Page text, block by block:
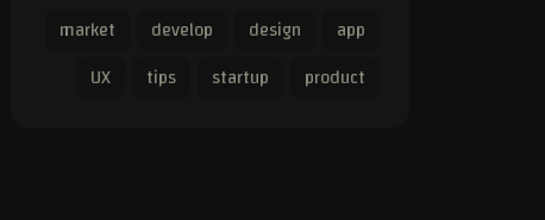
app
design
develop
market
product
startup
tips
UX